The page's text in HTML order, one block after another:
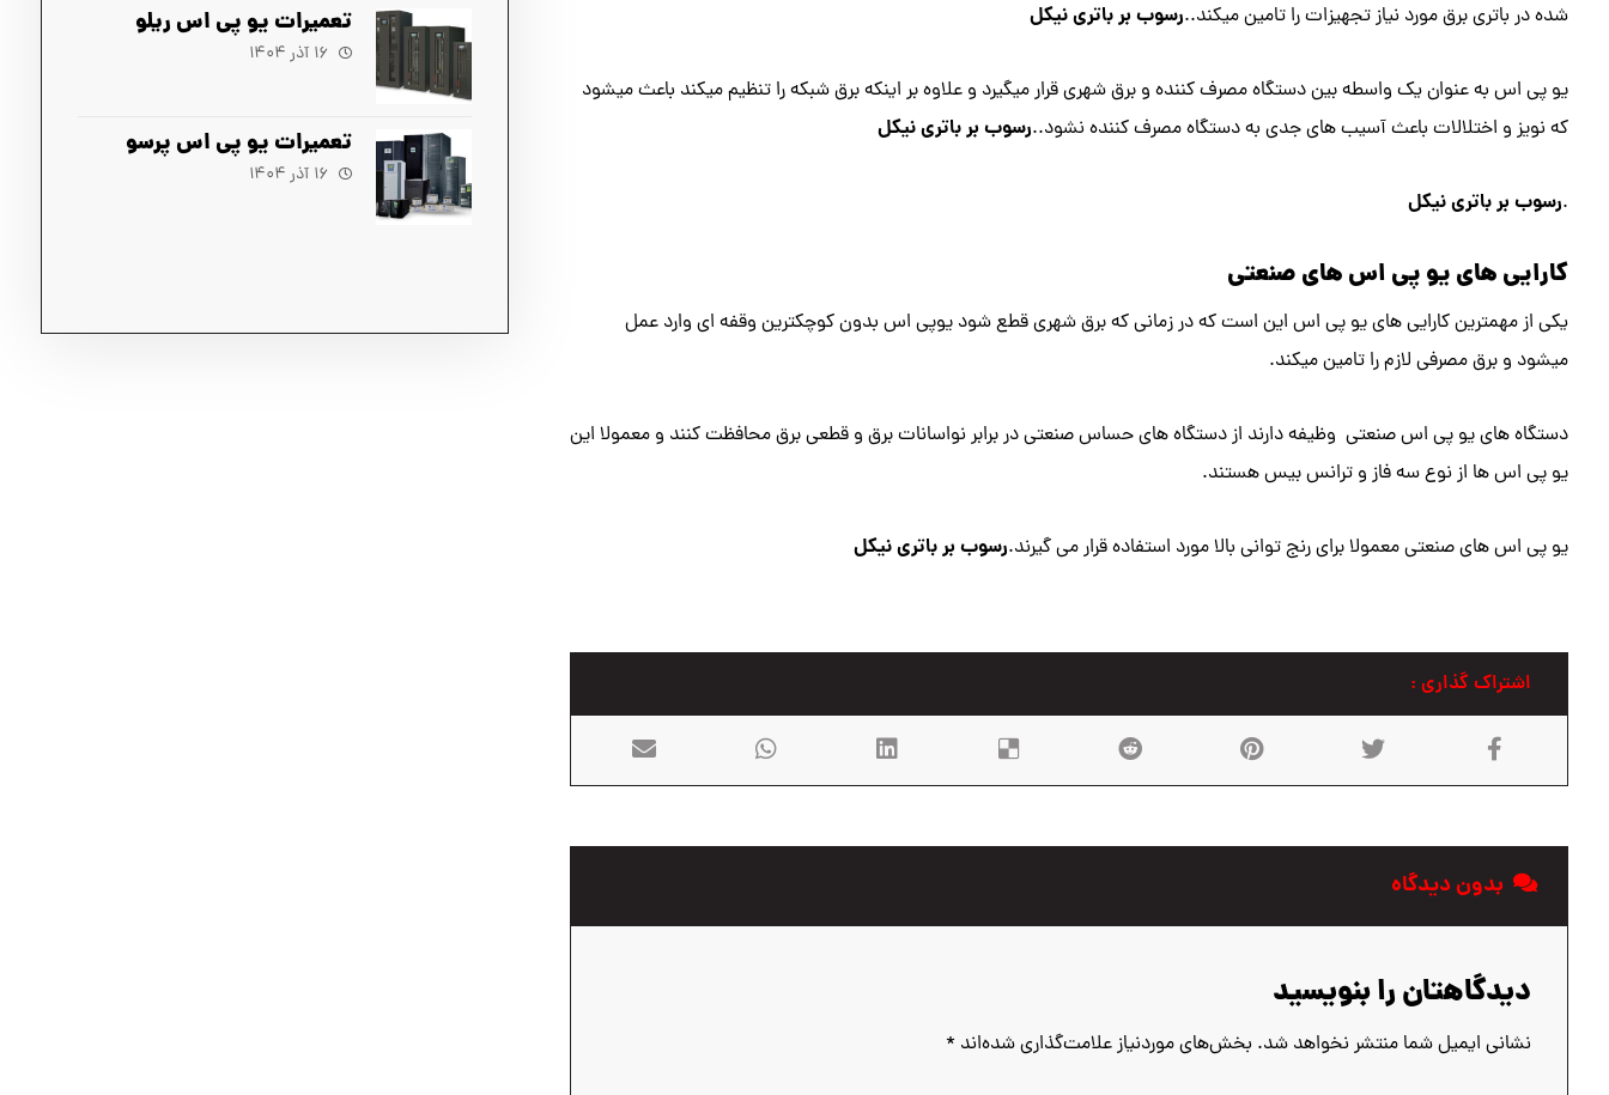
شده در باتری برق مورد نیاز تجهیزات را تامین میکند..رسوب بر باتری نیکل
یو پی اس به عنوان یک واسطه بین دستگاه مصرف کننده و برق شهری قرار میگیرد و علاوه بر اینکه برق شبکه را تنظیم میکند باعث میشود
که نویز و اختلالات باعث آسیب های جدی به دستگاه مصرف کننده نشود..رسوب بر باتری نیکل
.رسوب بر باتری نیکل
کارایی های یو پی اس های صنعتی
یکی از مهمترین کارایی های یو پی اس این است که در زمانی که برق شهری قطع شود یوپی اس بدون کوچکترین وقفه ای وارد عمل
میشود و برق مصرفی لازم را تامین میکند.
دستگاه های یو پی اس صنعتی وظیفه دارند از دستگاه های حساس صنعتی در برابر نواسانات برق و قطعی برق محافظت کنند و معمولا این
یو پی اس ها از نوع سه فاز و ترانس بیس هستند.
یو پی اس های صنعتی معمولا برای رنج توانی بالا مورد استفاده قرار می گیرند.رسوب بر باتری نیکل
بدون دیدگاه
دیدگاهتان را بنویسید
نشانی ایمیل شما منتشر نخواهد شد. بخش‌های موردنیاز علامت‌گذاری شده‌اند *
تعمیرات یو پی اس ریلو
۱۶ آذر ۱۴۰۴
تعمیرات یو پی اس پرسو
۱۶ آذر ۱۴۰۴